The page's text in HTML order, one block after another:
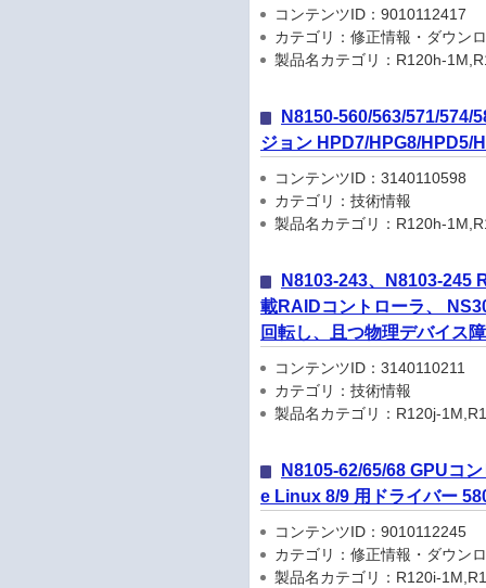
コンテンツID：9010112417
カテゴリ：修正情報・ダウン
製品名カテゴリ：R120h-
N8150-560/563/571/574/
ジョン HPD7/HPG8/HPD5/
コンテンツID：3140110598
カテゴリ：技術情報
製品名カテゴリ：R120h-
N8103-243、N8103-245
載RAIDコントローラ、
回転し、且つ物理デバイス
コンテンツID：3140110211
カテゴリ：技術情報
製品名カテゴリ：R120j-
N8105-62/65/68 GPUコ
e Linux 8/9 用ドライバー
コンテンツID：9010112245
カテゴリ：修正情報・ダウン
製品名カテゴリ：R120i-